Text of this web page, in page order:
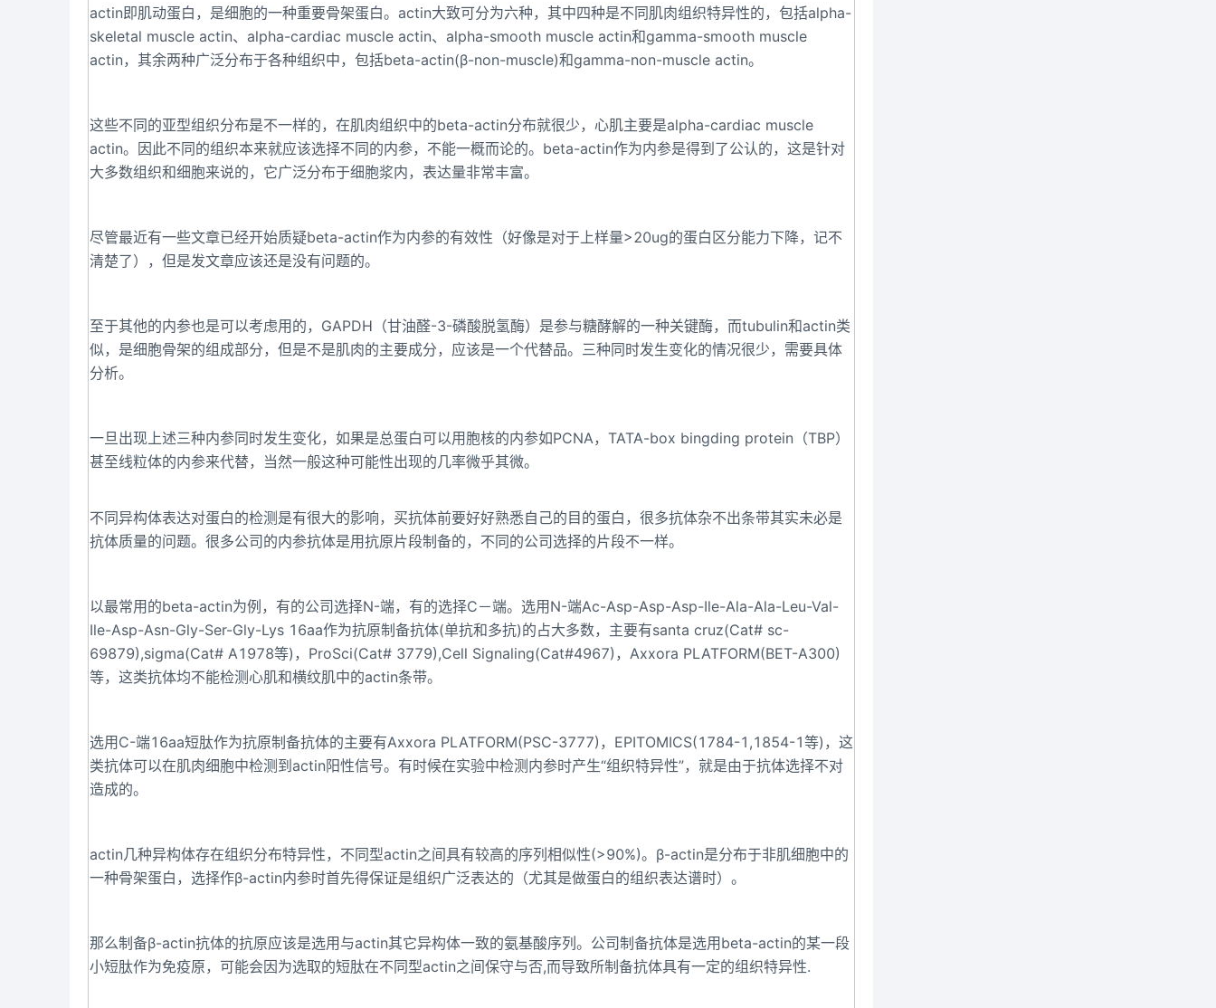
actin即肌动蛋白，是细胞的一种重要骨架蛋白。actin大致可分为六种，其中四种是不同肌肉组织特异性的，包括alpha-
skeletal muscle actin、alpha-cardiac muscle actin、alpha-smooth muscle actin和gamma-smooth muscle
actin，其余两种广泛分布于各种组织中，包括beta-actin(β-non-muscle)和gamma-non-muscle actin。
这些不同的亚型组织分布是不一样的，在肌肉组织中的beta-actin分布就很少，心肌主要是alpha-cardiac muscle
actin。因此不同的组织本来就应该选择不同的内参，不能一概而论的。beta-actin作为内参是得到了公认的，这是针对
大多数组织和细胞来说的，它广泛分布于细胞浆内，表达量非常丰富。
尽管最近有一些文章已经开始质疑beta-actin作为内参的有效性（好像是对于上样量>20ug的蛋白区分能力下降，记不
清楚了），但是发文章应该还是没有问题的。
至于其他的内参也是可以考虑用的，GAPDH（甘油醛-3-磷酸脱氢酶）是参与糖酵解的一种关键酶，而tubulin和actin类
似，是细胞骨架的组成部分，但是不是肌肉的主要成分，应该是一个代替品。三种同时发生变化的情况很少，需要具体
分析。
一旦出现上述三种内参同时发生变化，如果是总蛋白可以用胞核的内参如PCNA，TATA-box bingding protein（TBP）
甚至线粒体的内参来代替，当然一般这种可能性出现的几率微乎其微。
不同异构体表达对蛋白的检测是有很大的影响，买抗体前要好好熟悉自己的目的蛋白，很多抗体杂不出条带其实未必是
抗体质量的问题。很多公司的内参抗体是用抗原片段制备的，不同的公司选择的片段不一样。
以最常用的beta-actin为例，有的公司选择N-端，有的选择C－端。选用N-端Ac-Asp-Asp-Asp-Ile-Ala-Ala-Leu-Val-
Ile-Asp-Asn-Gly-Ser-Gly-Lys 16aa作为抗原制备抗体(单抗和多抗)的占大多数，主要有santa cruz(Cat# sc-
69879),sigma(Cat# A1978等)，ProSci(Cat# 3779),Cell Signaling(Cat#4967)，Axxora PLATFORM(BET-A300)
等，这类抗体均不能检测心肌和横纹肌中的actin条带。
选用C-端16aa短肽作为抗原制备抗体的主要有Axxora PLATFORM(PSC-3777)，EPITOMICS(1784-1,1854-1等)，这
类抗体可以在肌肉细胞中检测到actin阳性信号。有时候在实验中检测内参时产生“组织特异性”，就是由于抗体选择不对
造成的。
actin几种异构体存在组织分布特异性，不同型actin之间具有较高的序列相似性(>90%)。β-actin是分布于非肌细胞中的
一种骨架蛋白，选择作β-actin内参时首先得保证是组织广泛表达的（尤其是做蛋白的组织表达谱时）。
那么制备β-actin抗体的抗原应该是选用与actin其它异构体一致的氨基酸序列。公司制备抗体是选用beta-actin的某一段
小短肽作为免疫原，可能会因为选取的短肽在不同型actin之间保守与否,而导致所制备抗体具有一定的组织特异性.